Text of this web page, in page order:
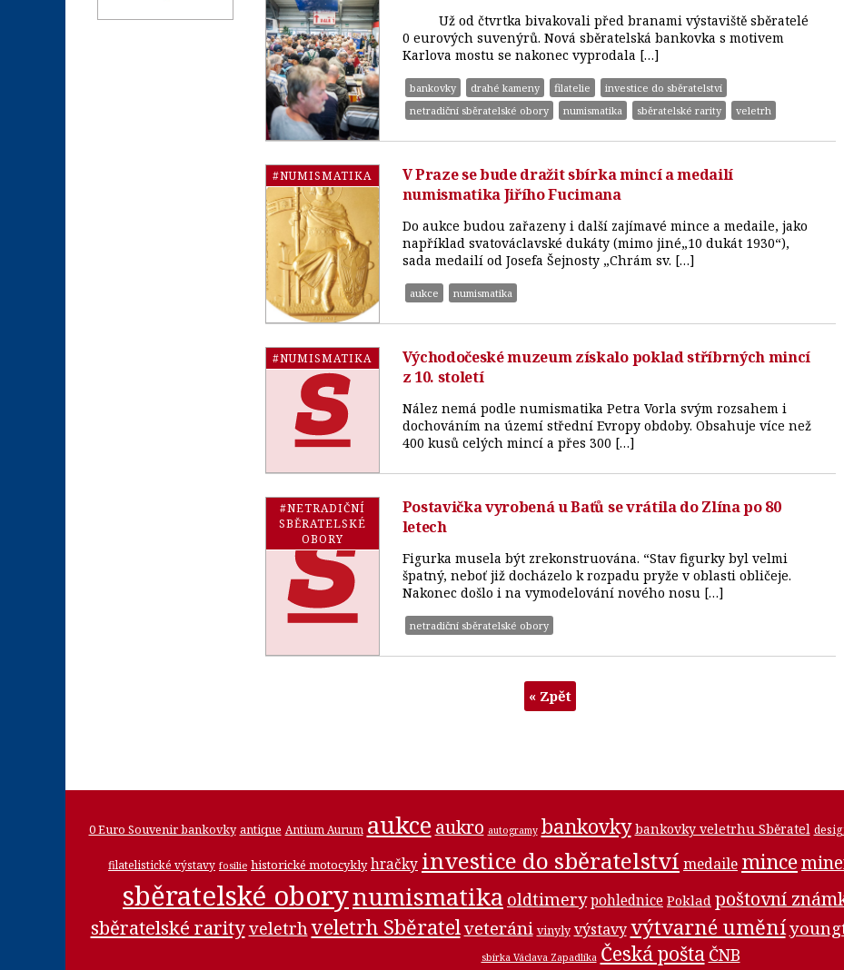
Už od čtvrtka bivakovali před branami výstaviště sběratelé
0 eurových suvenýrů. Nová sběratelská bankovka s motivem
Karlova mostu se nakonec vyprodala […]
bankovky drahé kameny filatelie
investice do sběratelství
netradiční sběratelské obory
numismatika sběratelské rarity veletrh
#NUMISMATIKA
V Praze se bude dražit sbírka mincí a medailí
numismatika Jiřího Fucimana
Do aukce budou zařazeny i další zajímavé mince a medaile, jako
například svatováclavské dukáty (mimo jiné„10 dukát 1930“),
sada medailí od Josefa Šejnosty „Chrám sv. […]
aukce numismatika
#NUMISMATIKA
Východočeské muzeum získalo poklad stříbrných mincí
z 10. století
Nález nemá podle numismatika Petra Vorla svým rozsahem i
dochováním na území střední Evropy obdoby. Obsahuje více než
400 kusů celých mincí a přes 300 […]
#NETRADIČNÍ
SBĚRATELSKÉ
OBORY
Postavička vyrobená u Baťů se vrátila do Zlína po 80
letech
Figurka musela být zrekonstruována. “Stav figurky byl velmi
špatný, neboť již docházelo k rozpadu pryže v oblasti obličeje.
Nakonec došlo i na vymodelování nového nosu […]
netradiční sběratelské obory
« Zpět
0 Euro Souvenir bankovky antique Antium Aurum aukce aukro autogramy bankovky bankovky veletrhu Sběratel
filatelistické výstavy fosilie historické motocykly hračky investice do sběratelství medaile mince
sběratelské oborynumismatika oldtimerypohlednice Poklad poštovní
sběratelské rarityveletrhveletrh Sběratelveteráni vinyly výstavy výtvarné umění
sbírka Václava Zapadlíka Česká pošta ČNB